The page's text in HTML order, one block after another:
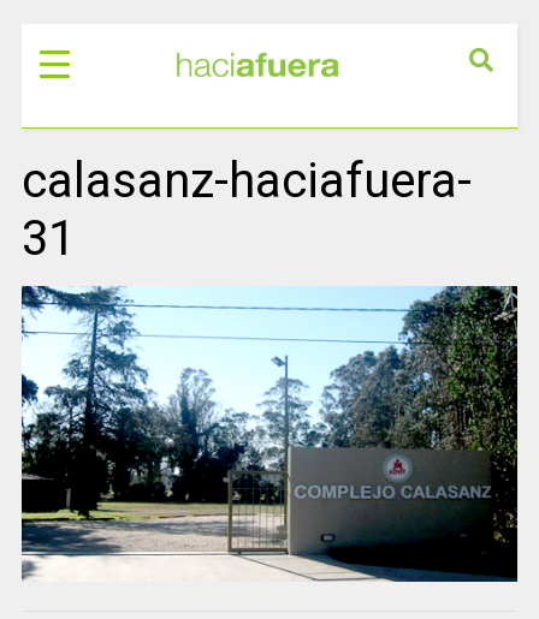
calasanz-haciafuera-
31